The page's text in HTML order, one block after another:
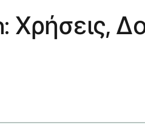
Χρήσεις,